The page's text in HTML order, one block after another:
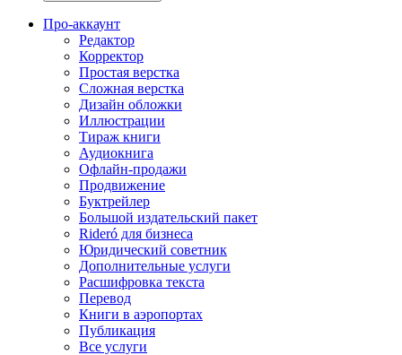
Про-аккаунт
Редактор
Корректор
Простая верстка
Сложная верстка
Дизайн обложки
Иллюстрации
Тираж книги
Аудиокнига
Офлайн-продажи
Продвижение
Буктрейлер
Большой издательский пакет
Rideró для бизнеса
Юридический советник
Дополнительные услуги
Расшифровка текста
Перевод
Книги в аэропортах
Публикация
Все услуги